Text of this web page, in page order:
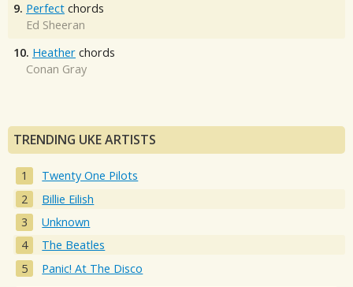
9. Perfect chords
Ed Sheeran
10. Heather chords
Conan Gray
TRENDING UKE ARTISTS
Twenty One Pilots
Billie Eilish
Unknown
The Beatles
Panic! At The Disco